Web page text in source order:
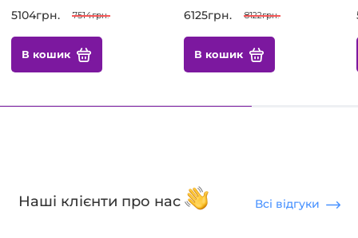
5104грн. 7514грн.
В кошик
6125грн. 8122грн.
В кошик
Наші клієнти про нас Всі відгуки